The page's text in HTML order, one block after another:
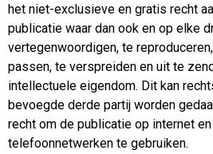
het niet-exclusieve en gratis recht
publicatie waar dan ook en op elke
vertegenwoordigen, te
passen, te verspreiden en uit te
intellectuele eigendom. Dit kan
bevoegde derde partij worden
recht om de publicatie op internet
telefoonnetwerken te gebruiken.